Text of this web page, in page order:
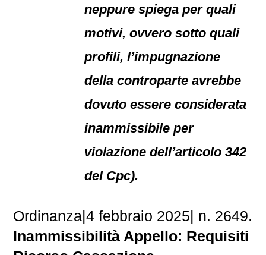
neppure spiega per quali
motivi, ovvero sotto quali
profili, l’impugnazione
della controparte avrebbe
dovuto essere considerata
inammissibile per
violazione dell’articolo 342
del Cpc).
Ordinanza|4 febbraio 2025| n. 2649.
Inammissibilità Appello: Requisiti